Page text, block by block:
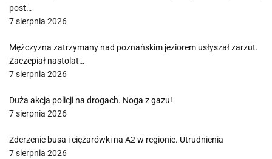
post…
7 sierpnia 2026
Mężczyzna zatrzymany nad poznańskim jeziorem usłyszał zarzut.
Zaczepiał nastolat…
7 sierpnia 2026
Duża akcja policji na drogach. Noga z gazu!
7 sierpnia 2026
Zderzenie busa i ciężarówki na A2 w regionie. Utrudnienia
7 sierpnia 2026